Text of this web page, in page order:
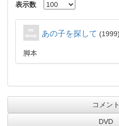
表示数
あの子を探して 1999
脚本
コメント
DVD